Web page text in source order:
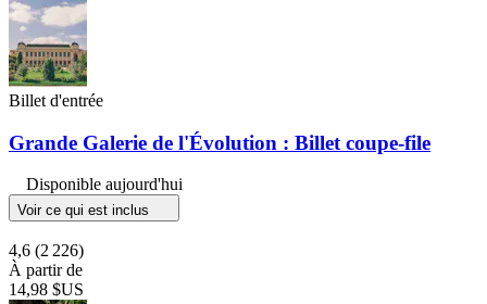
Billet d'entrée
Grande Galerie de l'Évolution : Billet coupe-file
Disponible aujourd'hui
Voir ce qui est inclus
4,6 (2 226)
À partir de
14,98 $US